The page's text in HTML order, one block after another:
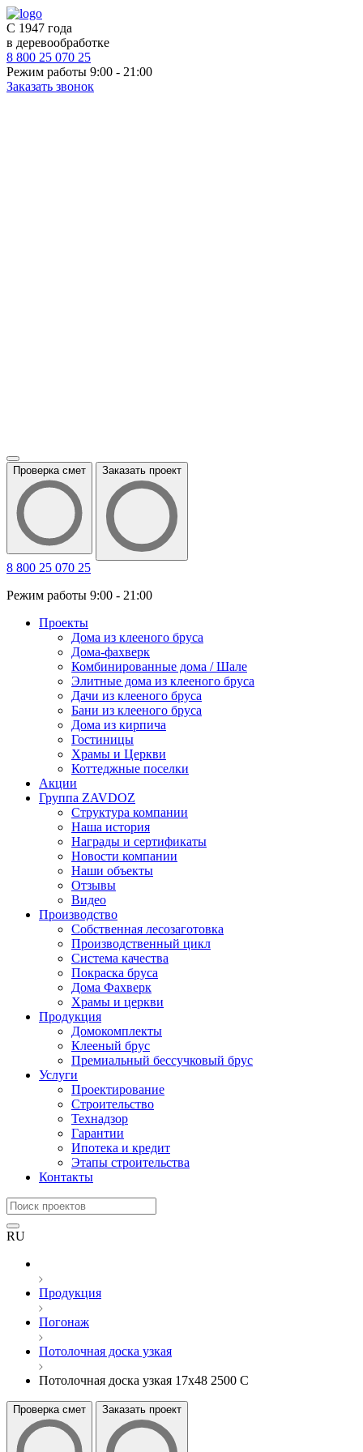
С 1947 года
в деревообработке
8 800 25 070 25
Режим работы 9:00 - 21:00
Заказать звонок
Проверка смет Заказать проект
8 800 25 070 25
Режим работы 9:00 - 21:00
Проекты
Дома из клееного бруса
Дома-фахверк
Комбинированные дома / Шале
Элитные дома из клееного бруса
Дачи из клееного бруса
Бани из клееного бруса
Дома из кирпича
Гостиницы
Храмы и Церкви
Коттеджные поселки
Акции
Группа ZAVDOZ
Структура компании
Наша история
Награды и сертификаты
Новости компании
Наши объекты
Отзывы
Видео
Производство
Собственная лесозаготовка
Производственный цикл
Система качества
Покраска бруса
Дома Фахверк
Храмы и церкви
Продукция
Домокомплекты
Клееный брус
Премиальный бессучковый брус
Услуги
Проектирование
Строительство
Технадзор
Гарантии
Ипотека и кредит
Этапы строительства
Контакты
RU
Продукция
Погонаж
Потолочная доска узкая
Потолочная доска узкая 17x48 2500 C
Проверка смет Заказать проект